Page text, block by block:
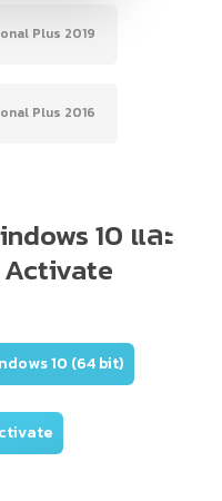
Plus 2019
Plus 2016
10 และ
ndows10 (64 bit)
tivate